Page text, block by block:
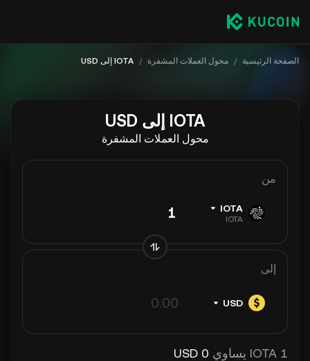
الصفحة الرئيسية / محول العملات المشفرة / IOTA إلى USD
IOTA إلى USD
محول العملات المشفرة
من
IOTA
IOTA
إلى
USD
1 IOTA يساوي 0 USD